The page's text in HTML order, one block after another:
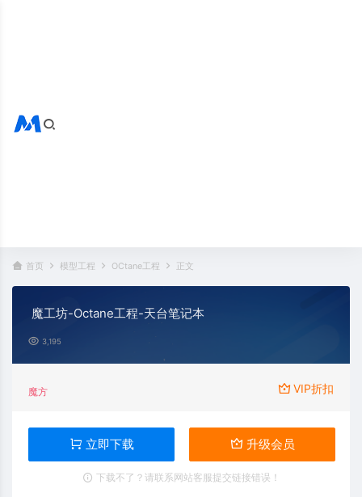
首页 模型工程 OCtane工程 正文
魔工坊-Octane工程-天台笔记本
3,195
魔方 VIP折扣
立即下载 升级会员
下载不了？请联系网站客服提交链接错误！